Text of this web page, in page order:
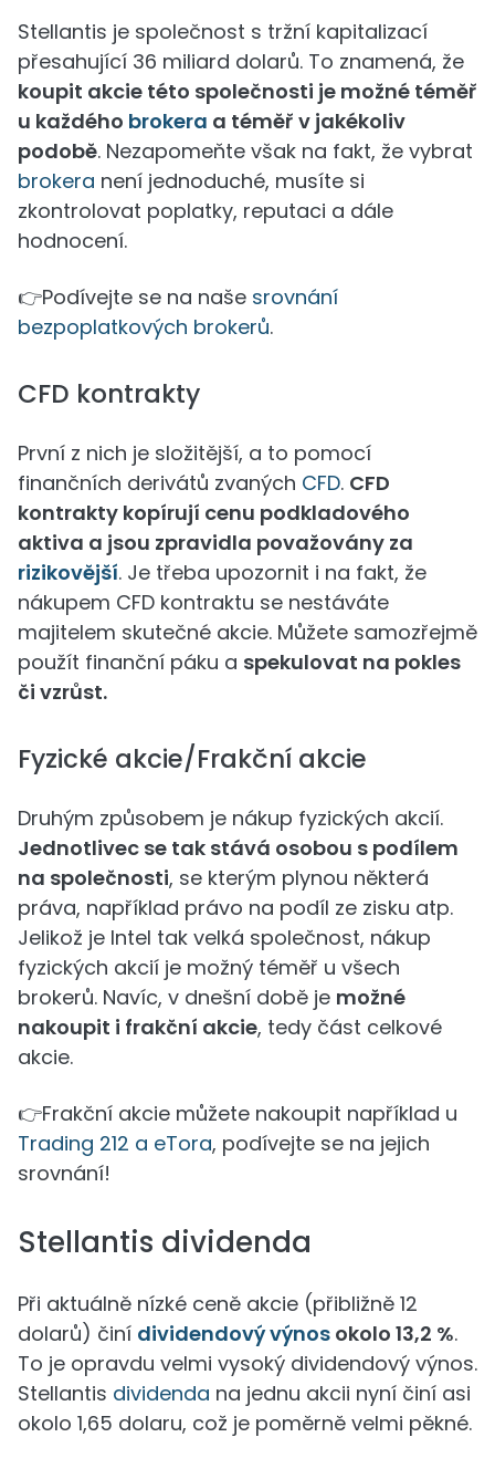
Stellantis je společnost s tržní kapitalizací
přesahující 36 miliard dolarů. To znamená, že
koupit akcie této společnosti je možné téměř
u každého brokera a téměř v jakékoliv
podobě. Nezapomeňte však na fakt, že vybrat
brokera není jednoduché, musíte si
zkontrolovat poplatky, reputaci a dále
hodnocení.
👉Podívejte se na naše srovnání
bezpoplatkových brokerů.
CFD kontrakty
První z nich je složitější, a to pomocí
finančních derivátů zvaných CFD. CFD
kontrakty kopírují cenu podkladového
aktiva a jsou zpravidla považovány za
rizikovější. Je třeba upozornit i na fakt, že
nákupem CFD kontraktu se nestáváte
majitelem skutečné akcie. Můžete samozřejmě
použít finanční páku a spekulovat na pokles
či vzrůst.
Fyzické akcie/Frakční akcie
Druhým způsobem je nákup fyzických akcií.
Jednotlivec se tak stává osobou s podílem
na společnosti, se kterým plynou některá
práva, například právo na podíl ze zisku atp.
Jelikož je Intel tak velká společnost, nákup
fyzických akcií je možný téměř u všech
brokerů. Navíc, v dnešní době je možné
nakoupit i frakční akcie, tedy část celkové
akcie.
👉Frakční akcie můžete nakoupit například u
Trading 212 a eTora, podívejte se na jejich
srovnání!
Stellantis dividenda
Při aktuálně nízké ceně akcie (přibližně 12
dolarů) činí dividendový výnos okolo 13,2 %.
To je opravdu velmi vysoký dividendový výnos.
Stellantis dividenda na jednu akcii nyní činí asi
okolo 1,65 dolaru, což je poměrně velmi pěkné.